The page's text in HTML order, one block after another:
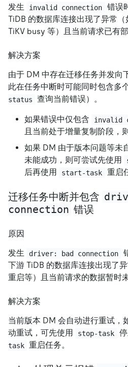
发生
invalid connection
错误
TiDB 的数据库连接出现了异常（
TiKV busy 等）且当前请求已有
解决方案
由于 DM 中存在迁移任务并发向
此在任务中断时可能同时包含多
status
查询当前错误）。
如果错误中仅包含 invalid
且当前处于增量复制阶段，
如果 DM 由于版本问题等未
未能成功，则可尝试先使用
后再使用
start-task 重启
迁移任务中断并包含
connection 错误
原因
发生
driver: bad connection
下游 TiDB 的数据库连接出现了
重启等）且当前请求的数据暂时
解决方案
当前版本 DM 会自动进行重试，
动重试，可先使用
stop-task
task 重启任务。